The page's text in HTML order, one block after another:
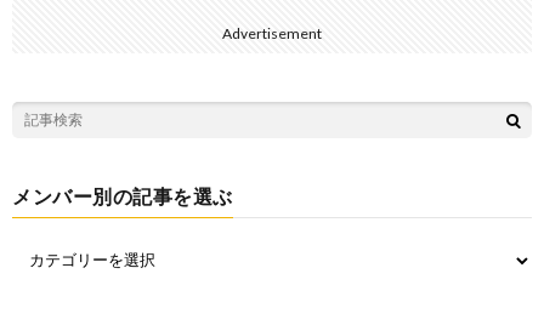
Advertisement
メンバー別の記事を選ぶ